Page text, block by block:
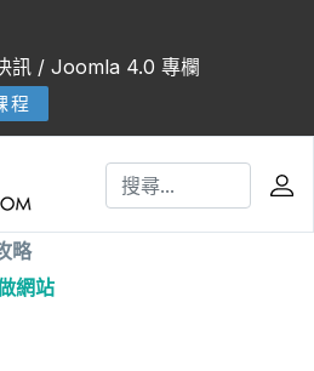
訊 / Joomla 4.0 專欄
程
略
網站